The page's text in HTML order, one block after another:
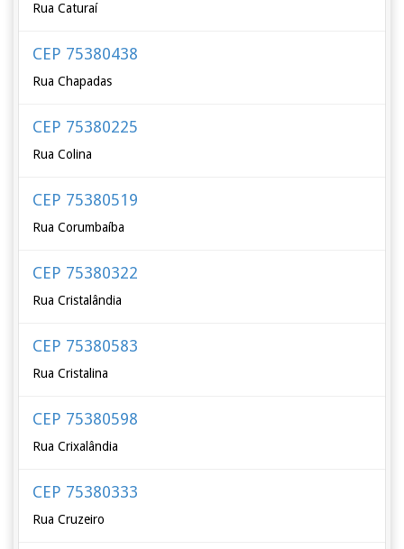
Rua Caturaí
CEP 75380438
Rua Chapadas
CEP 75380225
Rua Colina
CEP 75380519
Rua Corumbaíba
CEP 75380322
Rua Cristalândia
CEP 75380583
Rua Cristalina
CEP 75380598
Rua Crixalândia
CEP 75380333
Rua Cruzeiro